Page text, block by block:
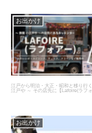
お出かけ
江戸から明治・大正・昭和と移り行
お出かけ